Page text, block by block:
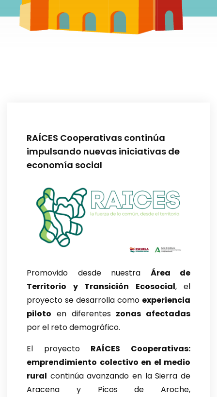
RAÍCES Cooperativas continúa
impulsando nuevas iniciativas de
economía social
Promovido desde nuestra Área de
Territorio y Transición Ecosocial, el
proyecto se desarrolla como experiencia
piloto en diferentes zonas afectadas
por el reto demográfico.
El proyecto RAÍCES Cooperativas:
emprendimiento colectivo en el medio
rural continúa avanzando en la Sierra de
Aracena y Picos de Aroche,